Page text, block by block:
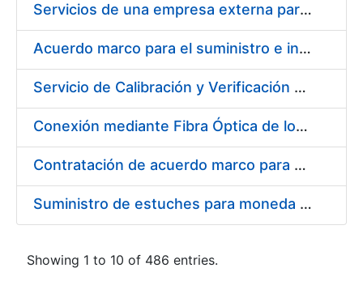
Servicios de una empresa externa para el asesoramiento y resolución de los recursos de alzada que se presentan relacionados con procesos de selección para la FNMT-RCM
Acuerdo marco para el suministro e instalación de persianas, estores y otros complementos
Servicio de Calibración y Verificación Externa de los Equipos de Medición del Servicio de Prevención de la FNMT-RCM
Conexión mediante Fibra Óptica de los Centros de Proceso de Datos (CPDs) de las sedes de la FNMT-RCM de Burgos y Madrid
Contratación de acuerdo marco para el Suministro de Material de Electricidad para la Fábrica Nacional de Moneda y Timbre-Real Casa de la Moneda en su centro de trabajo de Burgos
Suministro de estuches para moneda de 30 €
Showing 1 to 10 of 486 entries.